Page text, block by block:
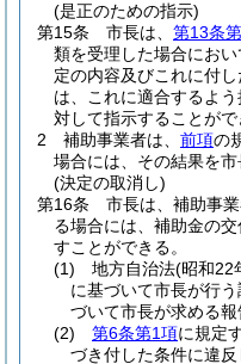
(是正のための指示)
第15条
市長は、 第13条
類を受理した場合にお
定の内容及びこれに付
は、これに適合するよ
対して指示することがで
2
補助事業者は、 前項の
場合には、その結果を市
(決定の取消し)
第16条
市長は、補助事
る場合には、補助金の
すことができる。
(1)
地方自治法(昭和22
に基づいて市長が行
づいて市長が求める報
(2)
第6条第1項に規定
づき付した条件に違反